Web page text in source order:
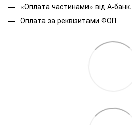
«Оплата частинами» від А-банк.
Оплата за реквізитами ФОП